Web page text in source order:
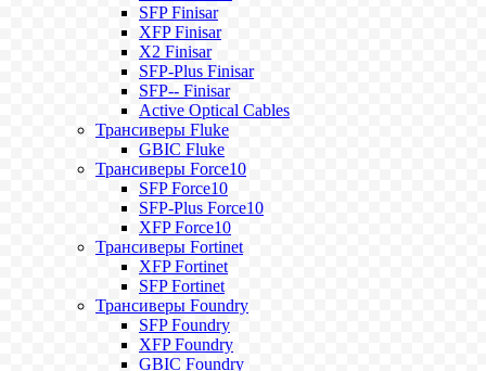
SFP Finisar
XFP Finisar
X2 Finisar
SFP-Plus Finisar
SFP-- Finisar
Active Optical Cables
Трансиверы Fluke
GBIC Fluke
Трансиверы Force10
SFP Force10
SFP-Plus Force10
XFP Force10
Трансиверы Fortinet
XFP Fortinet
SFP Fortinet
Трансиверы Foundry
SFP Foundry
XFP Foundry
GBIC Foundry